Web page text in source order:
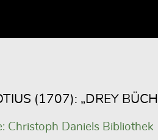
(1707): „DREY
Christoph Daniels Bibliothek